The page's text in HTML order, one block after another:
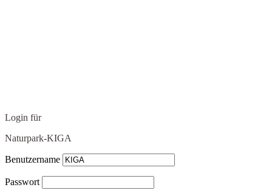
Login für
Naturpark-KIGA
Benutzername
Passwort